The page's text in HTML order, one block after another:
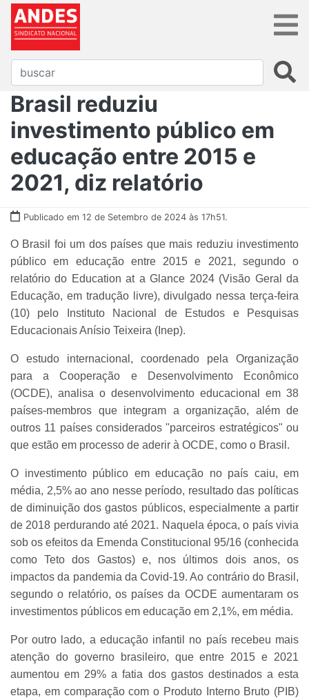
Brasil reduziu
investimento público em
educação entre 2015 e
2021, diz relatório
Publicado em 12 de Setembro de 2024 às 17h51.
O Brasil foi um dos países que mais reduziu investimento
público em educação entre 2015 e 2021, segundo o
relatório do Education at a Glance 2024 (Visão Geral da
Educação, em tradução livre), divulgado nessa terça-feira
(10) pelo Instituto Nacional de Estudos e Pesquisas
Educacionais Anísio Teixeira (Inep).
O estudo internacional, coordenado pela Organização
para a Cooperação e Desenvolvimento Econômico
(OCDE), analisa o desenvolvimento educacional em 38
países-membros que integram a organização, além de
outros 11 países considerados "parceiros estratégicos" ou
que estão em processo de aderir à OCDE, como o Brasil.
O investimento público em educação no país caiu, em
média, 2,5% ao ano nesse período, resultado das políticas
de diminuição dos gastos públicos, especialmente a partir
de 2018 perdurando até 2021. Naquela época, o país vivia
sob os efeitos da Emenda Constitucional 95/16 (conhecida
como Teto dos Gastos) e, nos últimos dois anos, os
impactos da pandemia da Covid-19. Ao contrário do Brasil,
segundo o relatório, os países da OCDE aumentaram os
investimentos públicos em educação em 2,1%, em média.
Por outro lado, a educação infantil no país recebeu mais
atenção do governo brasileiro, que entre 2015 e 2021
aumentou em 29% a fatia dos gastos destinados a esta
etapa, em comparação com o Produto Interno Bruto (PIB)